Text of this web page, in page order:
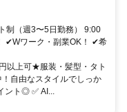
制（週3〜5日勤務） 9:00
✔Wワーク・副業OK！ ✔希
以上可★服装・髪型・タト
自由なスタイルでしっか
ト◎ ✅ AI...